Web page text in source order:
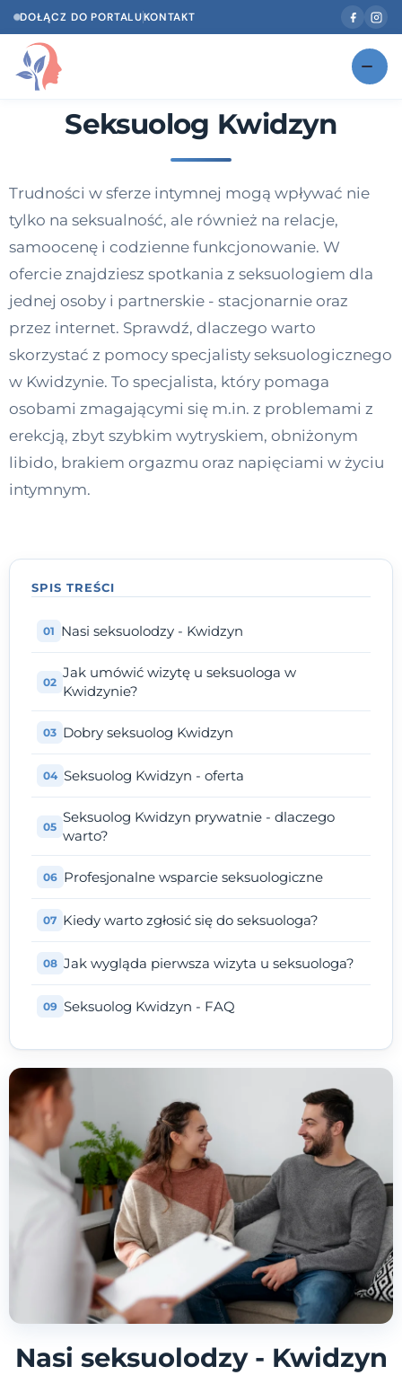
DOŁĄCZ DO PORTALUKONTAKT
Znajdź swojego specjalistęNOWOŚĆ
Według specjalizacji
Diagnozy psychologiczne
Testy psychologiczne
Dawka wiedzy
Dla specjalistów
Kontakt
Seksuolog Kwidzyn
Trudności w sferze intymnej mogą wpływać nie
tylko na seksualność, ale również na relacje,
samoocenę i codzienne funkcjonowanie. W
ofercie znajdziesz spotkania z seksuologiem dla
jednej osoby i partnerskie - stacjonarnie oraz
przez internet. Sprawdź, dlaczego warto
skorzystać z pomocy specjalisty seksuologicznego
w Kwidzynie. To specjalista, który pomaga
osobami zmagającymi się m.in. z problemami z
erekcją, zbyt szybkim wytryskiem, obniżonym
libido, brakiem orgazmu oraz napięciami w życiu
intymnym.
SPIS TREŚCI
Nasi seksuolodzy - Kwidzyn
Jak umówić wizytę u seksuologa w
Kwidzynie?
Dobry seksuolog Kwidzyn
Seksuolog Kwidzyn - oferta
Seksuolog Kwidzyn prywatnie - dlaczego
warto?
Profesjonalne wsparcie seksuologiczne
Kiedy warto zgłosić się do seksuologa?
Jak wygląda pierwsza wizyta u seksuologa?
Seksuolog Kwidzyn - FAQ
Nasi seksuolodzy - Kwidzyn